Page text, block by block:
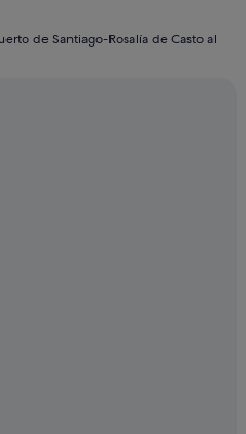
de Santiago-Rosalía de Casto al